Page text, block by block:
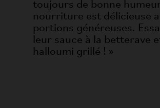
toujours de bonne
nourriture est délicieuse
portions généreuses.
leur sauce à la betterave
halloumi grillé ! »